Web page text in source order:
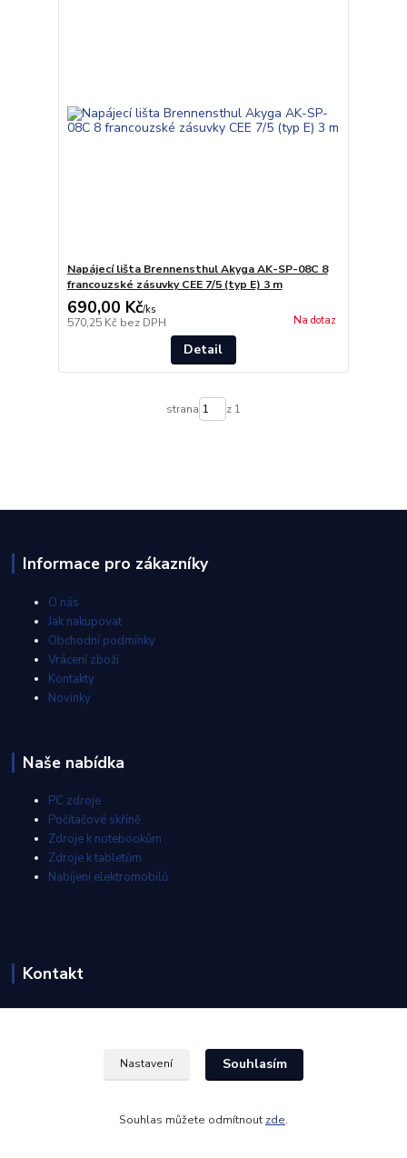
Napájecí lišta Brennensthul Akyga AK-SP-08C 8
francouzské zásuvky CEE 7/5 (typ E) 3 m
690,00 Kč/ks
570,25 Kč bez DPH Na dotaz
Detail
strana z 1
Informace pro zákazníky
O nás
Jak nakupovat
Obchodní podmínky
Vrácení zboží
Kontakty
Novinky
Naše nabídka
PC zdroje
Počítačové skříně
Zdroje k notebookům
Zdroje k tabletům
Nabíjení elektromobilů
Kontakt
Nastavení Souhlasím
Souhlas můžete odmítnout zde.